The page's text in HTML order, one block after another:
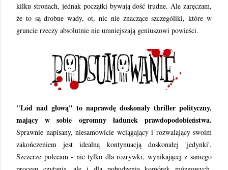
kilku stronach, jednak początki bywają dość trudne. Ale zaręczam,
że to są drobne wady, ot, nic nie znaczące szczególiki, które w
gruncie rzeczy absolutnie nie umniejszają geniuszowi powieści.
"Lód nad głową" to naprawdę doskonały thriller polityczny,
mający w sobie ogromny ładunek prawdopodobieństwa.
Sprawnie napisany, niesamowicie wciągający i rozwalający swoim
zakończeniem jest idealną kontynuacją doskonałej 'jedynki'.
Szczerze polecam - nie tylko dla rozrywki, wynikającej z samego